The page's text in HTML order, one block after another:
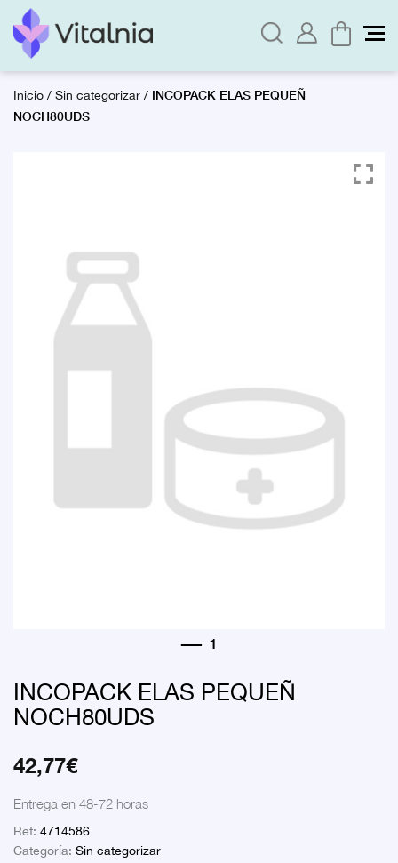
Inicio/Sin categorizar/ INCOPACK ELAS PEQUEÑ
NOCH80UDS
INCOPACK ELAS PEQUEÑ
NOCH80UDS
42,77€
Entrega en 48-72 horas
Ref: 4714586
Categoría: Sin categorizar